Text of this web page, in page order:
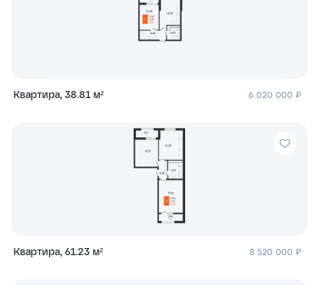
Квартира, 38.81 м² 6 020 000 ₽
Квартира, 61.23 м² 8 520 000 ₽